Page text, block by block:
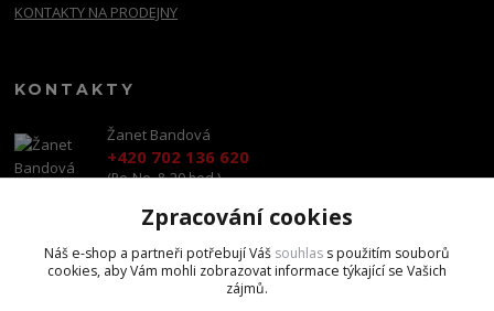
KONTAKTY NA PRODEJNY
KONTAKTY
Žanet Bandová
+420 702 136 620
(Po-Ne, 8-20 hod.)
shop@brandscapital.cz
Zpracování cookies
Náš e-shop a partneři potřebují Váš souhlas s použitím souborů
cookies, aby Vám mohli zobrazovat informace týkající se Vašich
zájmů.